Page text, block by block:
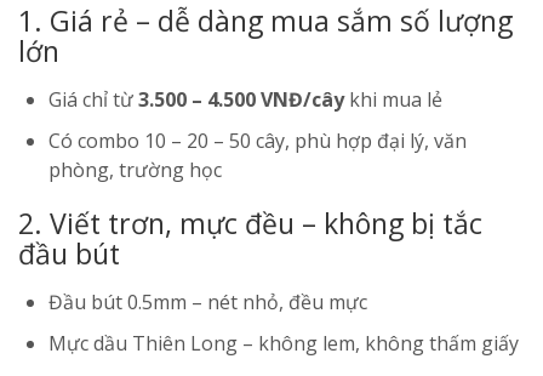
1. Giá rẻ – dễ dàng mua sắm số lượng
lớn
Giá chỉ từ3.500 – 4.500 VNĐ/câykhi mua lẻ
Có combo 10 – 20 – 50 cây, phù hợp đại lý, văn
phòng, trường học
2. Viết trơn, mực đều – không bị tắc
đầu bút
Đầu bút 0.5mm – nét nhỏ, đều mực
Mực dầu Thiên Long – không lem, không thấm giấy